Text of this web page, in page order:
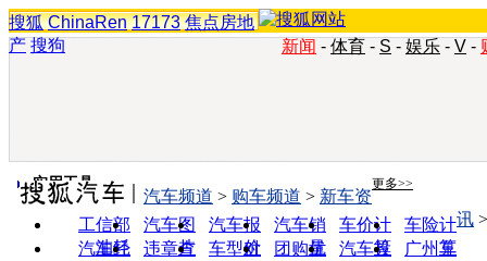
搜狐 ChinaRen 17173 焦点房地
产 搜狗 新闻 - 体育 - S - 娱乐 - V -
实用工具 更多>>
工信部
油耗
汽车图
片
汽车报
价
汽车销
量
车价计
算
车险计
算
汽车经
违章查
车型对
团购优
汽车投
广州车
汽车频道 > 购车频道 > 新车资
讯